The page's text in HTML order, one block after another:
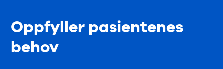
Oppfyller pasientenes
behov